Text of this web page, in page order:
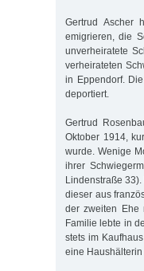
Gertrud Ascher
emigrieren, die
unverheiratete
verheirateten
in Eppendorf.
deportiert.
Gertrud
Oktober 1914,
wurde. Wenige
ihrer
Lindenstraße
dieser aus
der zweiten Ehe
Familie lebte in
stets im
eine Haushälterin